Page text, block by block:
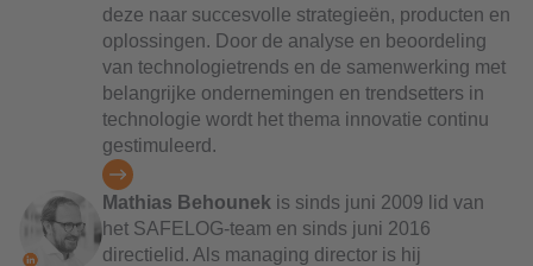
deze naar succesvolle strategieën, producten en
oplossingen. Door de analyse en beoordeling
van technologietrends en de samenwerking met
belangrijke ondernemingen en trendsetters in
technologie wordt het thema innovatie continu
gestimuleerd.
Mathias Behounek is sinds juni 2009 lid van
het SAFELOG-team en sinds juni 2016
directielid. Als managing director is hij